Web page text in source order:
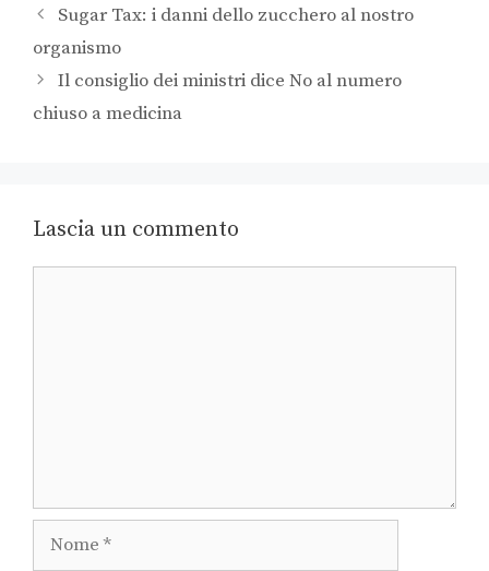
Sugar Tax: i danni dello zucchero al nostro
organismo
Il consiglio dei ministri dice No al numero
chiuso a medicina
Lascia un commento